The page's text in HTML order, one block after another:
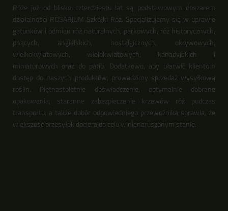
Róże już od blisko czterdziestu lat są podstawowym obszarem
działalności ROSARIUM Szkółki Róż. Specjalizujemy się w uprawie
gatunków i odmian róż naturalnych, parkowych, róż historycznych,
pnących, angielskich, nostalgicznych, okrywowych,
wielkokwiatowych, wielokwiatowych, kanadyjskich i
miniaturowych oraz do patio. Dodatkowo, aby ułatwić klientom
dostęp do naszych produktów, prowadzimy sprzedaż wysyłkową
roślin. Piętnastoletnie doświadczenie, optymalnie dobrane
opakowania, staranne zabezpieczenie krzewów róż podczas
transportu, a także dobór odpowiedniego przewoźnika sprawia, że
większość przesyłek dociera do celu w nienaruszonym stanie.